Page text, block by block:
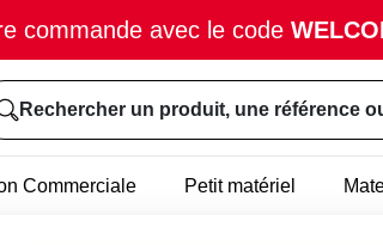
commande avec le code
Rechercher un produit, une référence
Commerciale Petit matériel